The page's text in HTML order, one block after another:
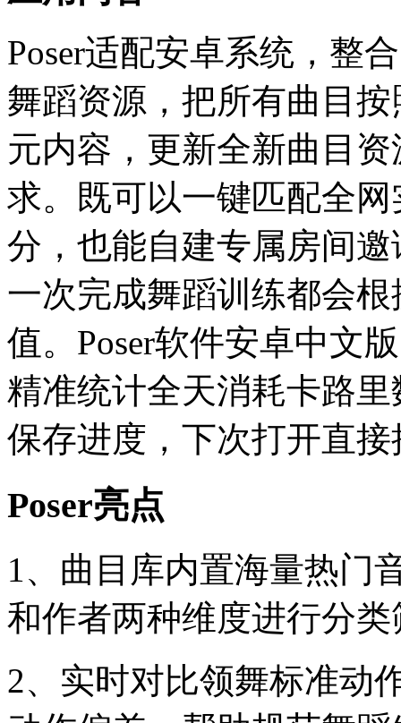
Poser适配安卓系统，整
舞蹈资源，把所有曲目
元内容，更新全新曲目
求。既可以一键匹配全
分，也能自建专属房间
一次完成舞蹈训练都会
值。Poser软件安卓中文
精准统计全天消耗卡路
保存进度，下次打开直
Poser亮点
1、曲目库内置海量热门
和作者两种维度进行分类
2、实时对比领舞标准动